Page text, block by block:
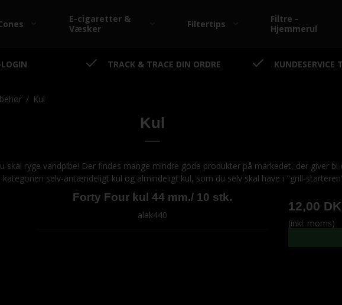
Smoking - Rullemaskiner
Smoking - Tilbehør
The Bulldog - Filtre
Rullemaskiner
E-cigaretter &
Væsker
Filtertips
Filtre -
Hjemmerul
TRACK & TRACE DIN ORDRE KUNDESERVICE
/ Kul
Kul
skal ryge vandpibe! Der findes mange mindre gode produkter på markedet, der giver
selv-antændeligt kul og almindeligt kul, som du selv skal have i "grill-
Forty Four kul 44 mm./ 10 stk.
alak440
12,00
(inkl. moms)